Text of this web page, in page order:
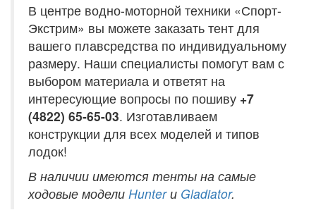
В центре водно-моторной техники «Спорт-
Экстрим» вы можете заказать тент для
вашего плавсредства по индивидуальному
размеру. Наши специалисты помогут вам с
выбором материала и ответят на
интересующие вопросы по пошиву +7
(4822) 65-65-03. Изготавливаем
конструкции для всех моделей и типов
лодок!
В наличии имеются тенты на самые
ходовые модели Hunterи Gladiator.